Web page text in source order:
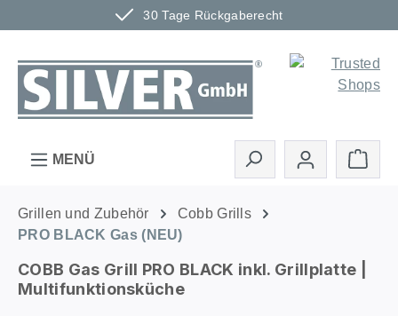
30 Tage Rückgaberecht
Zum Hauptinhalt springen
MENÜ
Grillen und Zubehör
Cobb Grills
PRO BLACK Gas (NEU)
COBB Gas Grill PRO BLACK inkl. Grillplatte |
Multifunktionsküche